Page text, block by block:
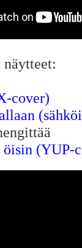
näytteet:
cover)
(YUP-